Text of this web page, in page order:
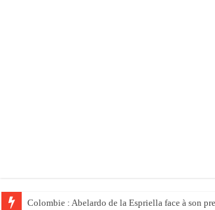
Colombie : Abelardo de la Espriella face à son